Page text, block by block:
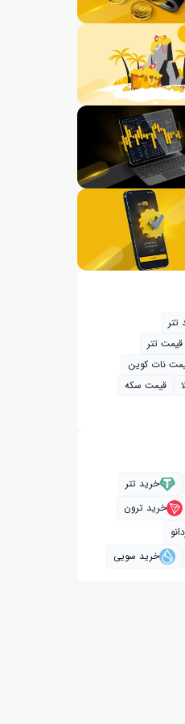
تتر
قیمت تتر
نات کوین
قیمت سکه
خرید تتر
خرید ترون
خرید سویی